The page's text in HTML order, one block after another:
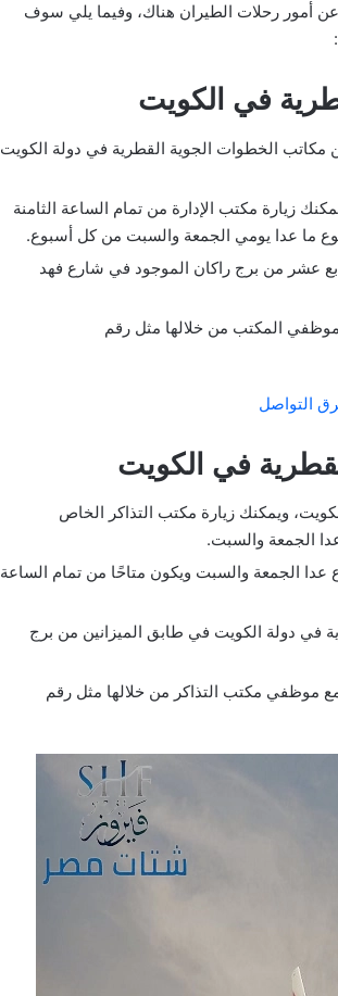
أمور رحلات الطيران هناك، وفيما يلي سوف
في الكويت
الخطوات الجوية القطرية في دولة الكويت
زيارة مكتب الإدارة من تمام الساعة الثامنة
ما عدا يومي الجمعة والسبت من كل أسبوع.
عشر من برج راكان الموجود في شارع فهد
موظفي المكتب من خلالها مثل رقم
التواصل
في الكويت
ويمكنك زيارة مكتب التذاكر الخاص
الجمعة والسبت.
عدا الجمعة والسبت ويكون متاحًا من تمام الساعة
في دولة الكويت في طابق الميزانين من برج
مع موظفي مكتب التذاكر من خلالها مثل رقم